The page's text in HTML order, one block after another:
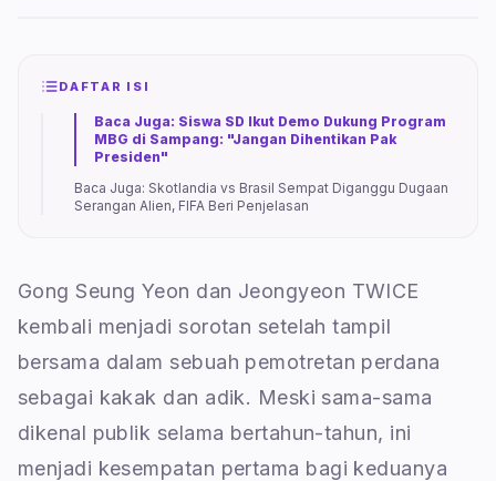
DAFTAR ISI
Baca Juga: Siswa SD Ikut Demo Dukung Program
MBG di Sampang: "Jangan Dihentikan Pak
Presiden"
Baca Juga: Skotlandia vs Brasil Sempat Diganggu Dugaan
Serangan Alien, FIFA Beri Penjelasan
Gong Seung Yeon dan Jeongyeon TWICE
kembali menjadi sorotan setelah tampil
bersama dalam sebuah pemotretan perdana
sebagai kakak dan adik. Meski sama-sama
dikenal publik selama bertahun-tahun, ini
menjadi kesempatan pertama bagi keduanya